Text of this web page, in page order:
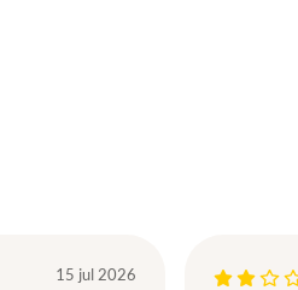
15 jul 2026